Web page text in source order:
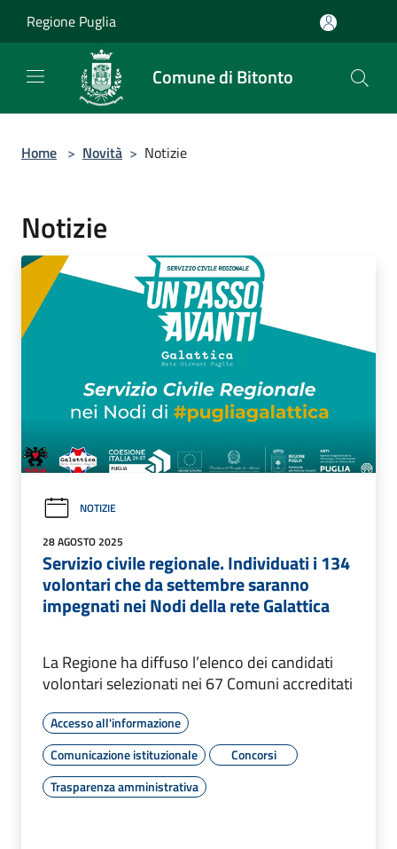
Regione Puglia
Comune di Bitonto
Home > Novità > Notizie
Notizie
NOTIZIE
28 AGOSTO 2025
Servizio civile regionale. Individuati i 134
volontari che da settembre saranno
impegnati nei Nodi della rete Galattica
La Regione ha diffuso l’elenco dei candidati
volontari selezionati nei 67 Comuni accreditati
Accesso all'informazione
Comunicazione istituzionale
Concorsi
Trasparenza amministrativa